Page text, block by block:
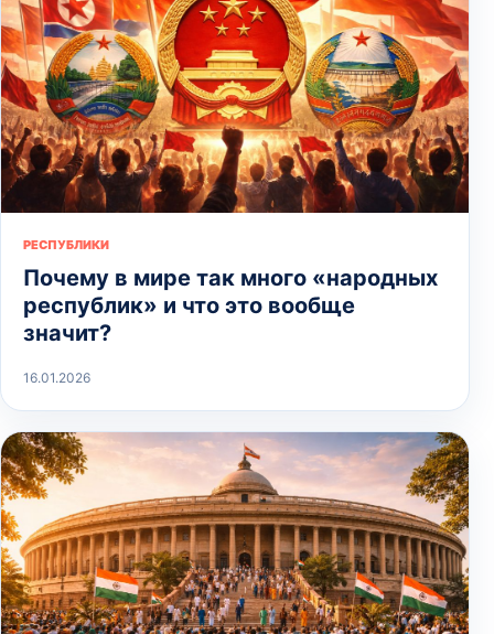
РЕСПУБЛИКИ
Почему в мире так много «народных
республик» и что это вообще
значит?
16.01.2026